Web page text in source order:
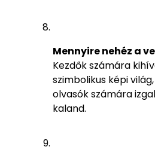
Mennyire nehéz a
Kezdők számára
szimbolikus képi
olvasók számára
kaland.